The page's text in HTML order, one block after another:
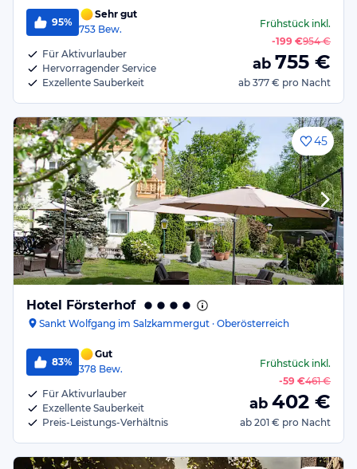
95%
Sehr gut
753 Bew.
Für Aktivurlauber
Hervorragender Service
Exzellente Sauberkeit
Frühstückinkl.
-199 €954 €
ab 755 €
ab 377 € pro Nacht
45
Hotel Försterhof
Sankt Wolfgang im Salzkammergut · Oberösterreich
83%
Gut
378 Bew.
Für Aktivurlauber
Exzellente Sauberkeit
Preis-Leistungs-Verhältnis
Frühstückinkl.
-59 €461 €
ab 402 €
ab 201 € pro Nacht